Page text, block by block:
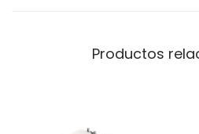
Productos